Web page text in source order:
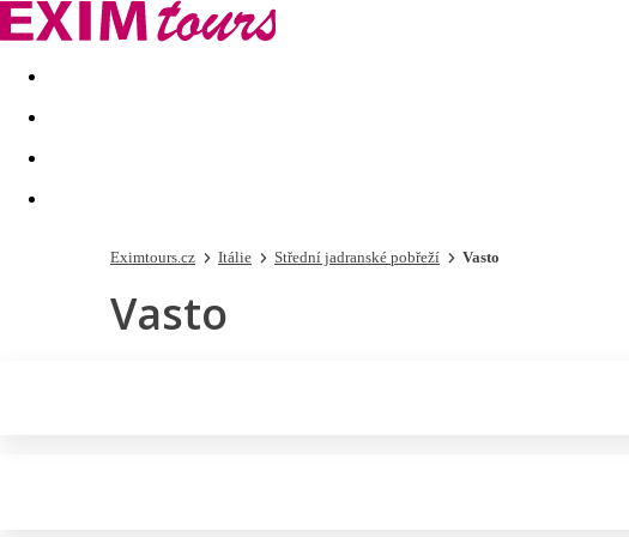
Akční nabídky Last minute
Eximtours.cz Itálie Střední jadranské pobřeží Vasto
Vasto